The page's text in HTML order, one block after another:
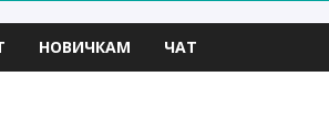
НОВИЧКАМ ЧАТ